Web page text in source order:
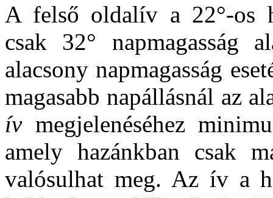
A felső oldalív a 22°-os
csak 32° napmagasság
alacsony napmagasság
magasabb napállásnál az
ívmegjelenéséhez
amely hazánkban csak
valósulhat meg. Az ív a